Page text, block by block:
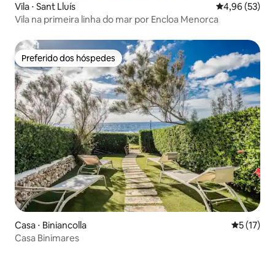
Vila ⋅ Sant Lluís 4,96 de uma
4,96 (53)
Vila na primeira linha do mar por Encloa Menorca
Preferido dos hóspedes
Preferido dos hóspedes
Casa ⋅ Biniancolla 5 de uma
5 (17)
Casa Binimares